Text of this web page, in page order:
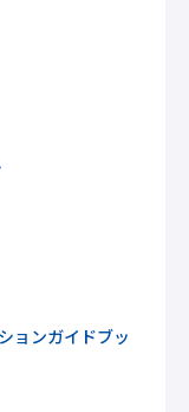
ョンガイドブッ